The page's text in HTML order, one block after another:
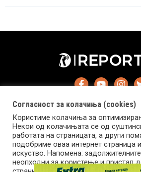
јапонски
Импресум Маркетинг Контакт
Согласност за колачиња (cookies)
Користиме колачиња за
Некои од колачињата се од
работата на страницата, а други
подобриме оваа интернет страница
искуство. Напомена:
неопходни за користење и пристап